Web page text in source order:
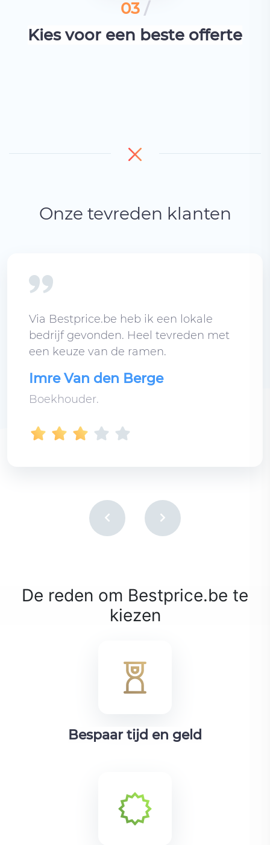
03 /
Kies voor een beste offerte
Onze tevreden klanten
Via Bestprice.be heb ik een lokale
bedrijf gevonden. Heel tevreden met
een keuze van de ramen.
Imre Van den Berge
Boekhouder.
De reden om Bestprice.be te
kiezen
Bespaar tijd en geld